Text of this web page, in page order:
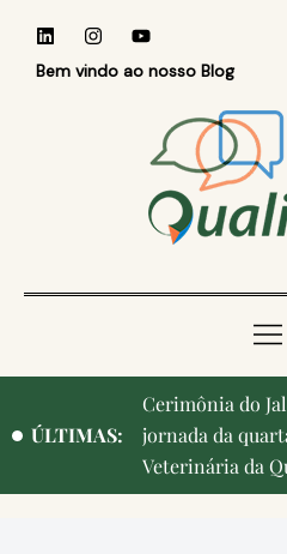
Bem vindo ao nosso Blog
ÚLTIMAS:
Cerimônia do
jornada da
Veterinária da